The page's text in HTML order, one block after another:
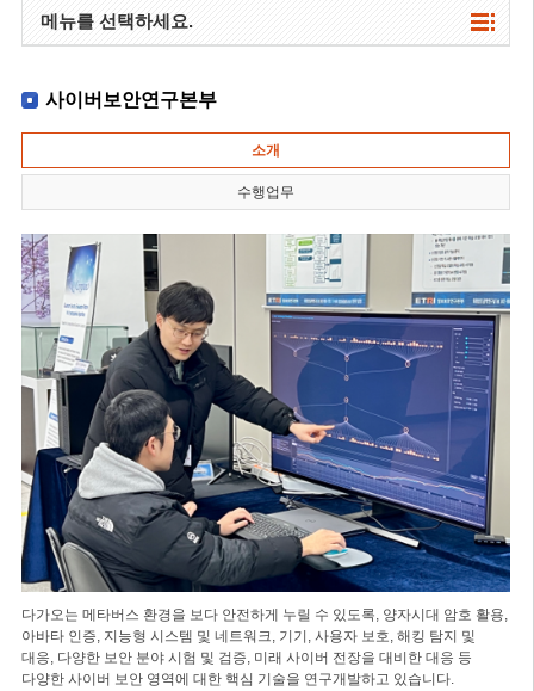
메뉴를 선택하세요.
사이버보안연구본부
소개
수행업무
다가오는 메타버스 환경을 보다 안전하게 누릴 수 있도록, 양자시대 암호 활용,
아바타 인증, 지능형 시스템 및 네트워크, 기기, 사용자 보호, 해킹 탐지 및
대응, 다양한 보안 분야 시험 및 검증, 미래 사이버 전장을 대비한 대응 등
다양한 사이버 보안 영역에 대한 핵심 기술을 연구개발하고 있습니다.